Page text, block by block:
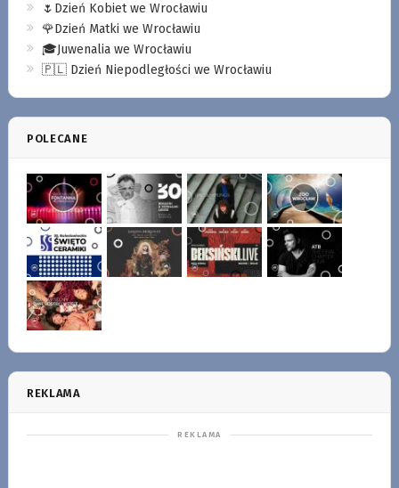
🌷Dzień Kobiet we Wrocławiu
🌹Dzień Matki we Wrocławiu
🎓Juwenalia we Wrocławiu
🇵🇱 Dzień Niepodległości we Wrocławiu
POLECANE
REKLAMA